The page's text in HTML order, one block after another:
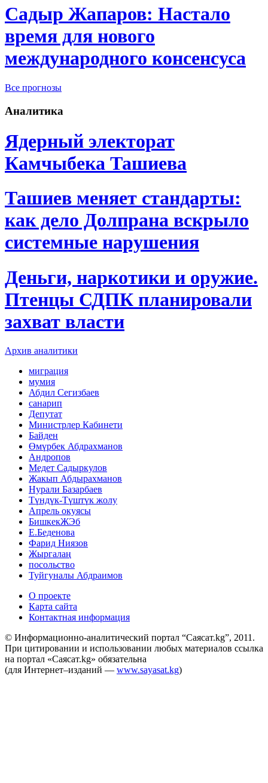
Садыр Жапаров: Настало
время для нового
международного консенсуса
Все прогнозы
Аналитика
Ядерный электорат
Камчыбека Ташиева
Ташиев меняет стандарты:
как дело Долпрана вскрыло
системные нарушения
Деньги, наркотики и оружие.
Птенцы СДПК планировали
захват власти
Архив аналитики
миграция
мумия
Абдил Сегизбаев
санарип
Депутат
Министрлер Кабинети
Байден
Өмүрбек Абдрахманов
Андропов
Медет Садыркулов
Жакып Абдырахманов
Нурали Базарбаев
Түндүк-Түштүк жолу
Апрель окуясы
БишкекЖЭб
Е.Беденова
Фарид Ниязов
Жыргалаң
посольство
Туйгуналы Абдраимов
О проекте
Карта сайта
Контактная информация
© Информационно-аналитический портал “Саясат.kg”, 2011.
При цитировании и использовании любых материалов ссылка
на портал «Саясат.kg» обязательна
(для Интернет–изданий — www.sayasat.kg)